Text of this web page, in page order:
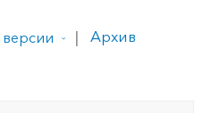
|
Архив